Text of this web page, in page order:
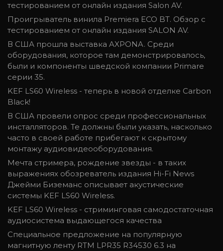
тестированием от онлайн издания Salon AV.
Проигрыватель винила Premiera ECO BT. Обзор с
тестированием от онлайн издания SALON AV.
В США прошла выставка AXPONA. Среди
оборудования, которое там демонстрировалось,
были и компоненты шведской компании Primare
серии 35.
KEF LS60 Wireless - теперь в новой отделке Carbon
Black!
В США провели опрос среди профессиональных
инсталляторов. Те должны были указать, насколько
часто в своей работе прибегают к скрытому
монтажу аудиовидеооборудования.
Мечта стримера, рождение звезды - в таких
выражениях обозреватель издания Hi-Fi News
Джейми Биземанс описывает акустические
системы KEF LS60 Wireless.
KEF LS60 Wireless - стриминговая самодостаточная
аудиосистема выдающегося качества
Специальное предложение на популярную
магнитную ленту RTM LPR35 R34530 6.3 на